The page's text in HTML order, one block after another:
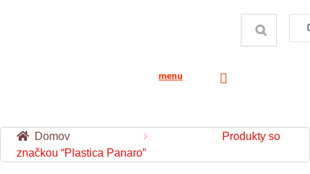
menu
Domov
Produkty so
značkou “Plastica Panaro”